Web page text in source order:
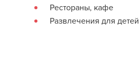
Рестораны, кафе
Развлечения для детей